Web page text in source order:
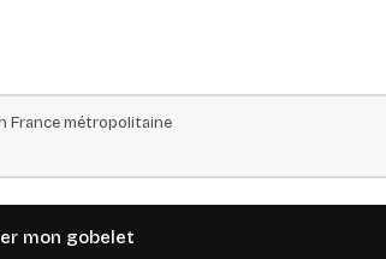
France métropolitaine
mon gobelet